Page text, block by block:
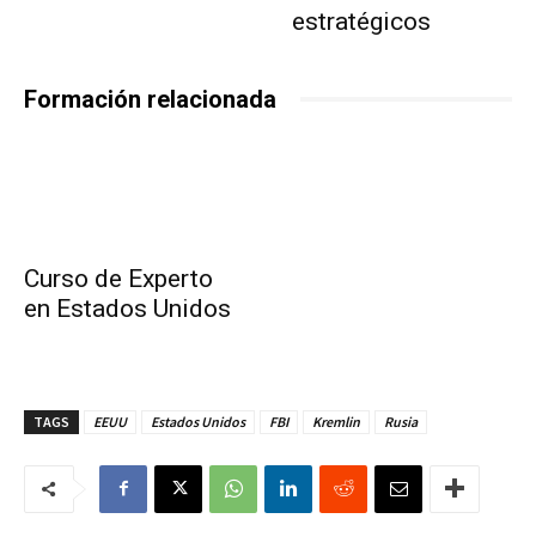
estratégicos
Formación relacionada
Curso de Experto
en Estados Unidos
TAGS EEUU Estados Unidos FBI Kremlin Rusia